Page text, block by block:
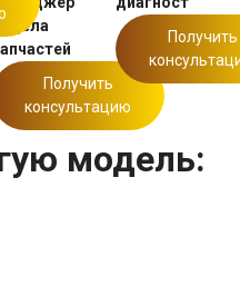
отдела
Получить
консультацию
Получить
модель: